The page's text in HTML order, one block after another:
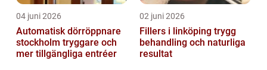
04 juni 2026
Automatisk dörröppnare
stockholm tryggare och
mer tillgängliga entréer
02 juni 2026
Fillers i linköping trygg
behandling och naturliga
resultat